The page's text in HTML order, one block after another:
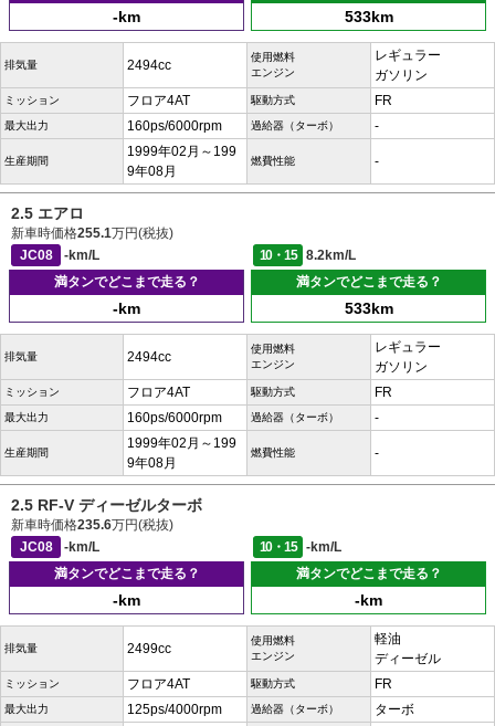
-km 533km
排気量 2494cc
使用燃料
エンジン
レギュラー
ガソリン
ミッション フロア4AT 駆動方式 FR
最大出力 160ps/6000rpm 過給器（ターボ） -
生産期間
1999年02月～199
9年08月
燃費性能 -
2.5 エアロ
新車時価格255.1万円(税抜)
JC08
-km/L 10・15
8.2km/L
満タンでどこまで走る？
-km
満タンでどこまで走る？
533km
排気量 2494cc
使用燃料
エンジン
レギュラー
ガソリン
ミッション フロア4AT 駆動方式 FR
最大出力 160ps/6000rpm 過給器（ターボ） -
生産期間
1999年02月～199
9年08月
燃費性能 -
2.5 RF-V ディーゼルターボ
新車時価格235.6万円(税抜)
JC08
-km/L 10・15
-km/L
満タンでどこまで走る？
-km
満タンでどこまで走る？
-km
排気量 2499cc
使用燃料
エンジン
軽油
ディーゼル
ミッション フロア4AT 駆動方式 FR
最大出力 125ps/4000rpm 過給器（ターボ） ターボ